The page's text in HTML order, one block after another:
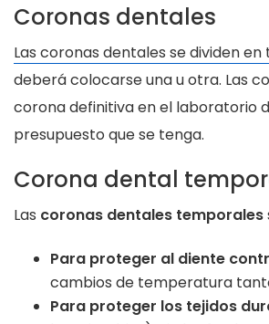
Coronas dentales
Las coronas dentales se dividen
deberá colocarse una u otra. Las
corona definitiva en el laboratorio
presupuesto que se tenga.
Corona dental
Las coronas dentales temporales
Para proteger al diente
cambios de temperatura
Para proteger los tejidos